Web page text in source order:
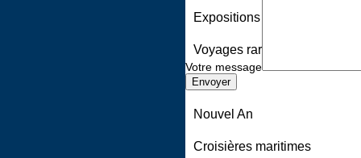
Expositions
Voyages rares
Noël
Nouvel An
Croisières maritimes
Votre message